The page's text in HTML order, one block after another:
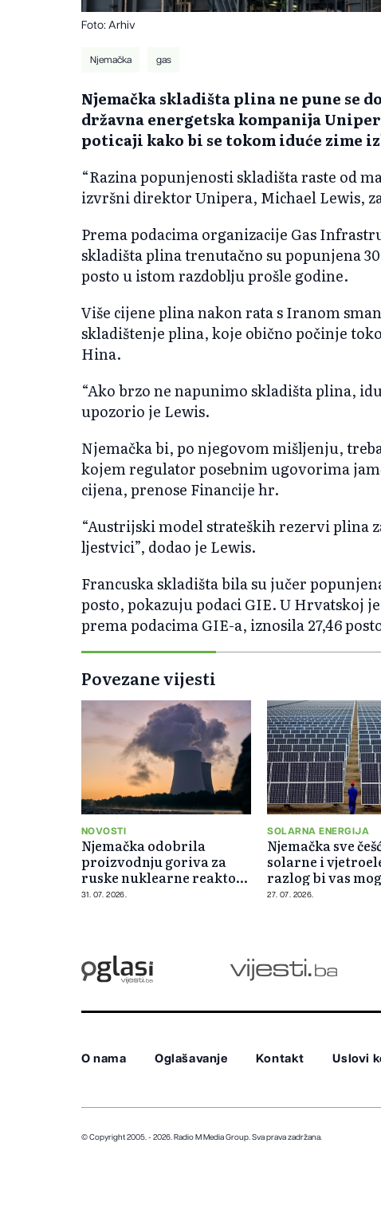
Foto: Arhiv
Njemačka gas
Njemačka skladišta plina ne pune se
državna energetska kompanija
poticaji kako bi se tokom iduće zime
“Razina popunjenosti skladišta raste od
izvršni direktor Unipera, Michael Lewis,
Prema podacima organizacije Gas
skladišta plina trenutačno su popunjena
posto u istom razdoblju prošle godine.
Više cijene plina nakon rata s Iranom
skladištenje plina, koje obično počinje
Hina.
“Ako brzo ne napunimo skladišta plina,
upozorio je Lewis.
Njemačka bi, po njegovom mišljenju,
kojem regulator posebnim ugovorima
cijena, prenose Financije hr.
“Austrijski model strateških rezervi plina
ljestvici”, dodao je Lewis.
Francuska skladišta bila su jučer
posto, pokazuju podaci GIE. U Hrvatskoj
prema podacima GIE-a, iznosila 27,46
Povezane vijesti
NOVOSTI
Njemačka odobrila
proizvodnju goriva za
ruske nuklearne reaktore
uz stroge sigurnosne
31. 07. 2026.
SOLARNA ENERGIJA
Njemačka sve
solarne i
razlog bi vas
iznenaditi
27. 07. 2026.
O nama Oglašavanje Kontakt Uslovi
© Copyright 2005. - 2026. Radio M Media Group. Sva prava zadržana.